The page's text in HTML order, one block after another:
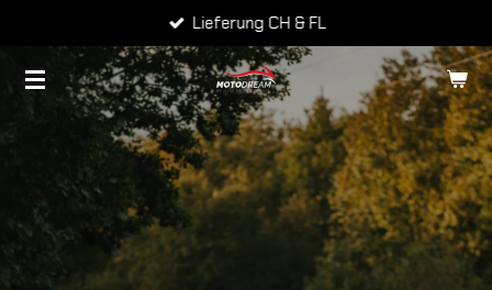
Hauptinhalt
springen
Lieferung CH & FL